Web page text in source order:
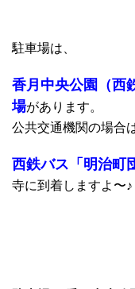
駐車場は、
香月中央公園（西
場があります。
公共交通機関の場合
西鉄バス「明治町
寺に到着しますよ〜♪